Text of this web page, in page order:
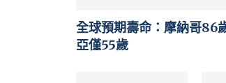
全球預期壽命：摩納哥86
亞僅55歲